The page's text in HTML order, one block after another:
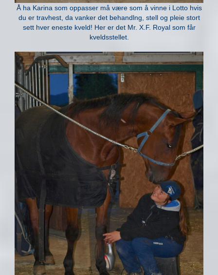
Å ha Karina som oppasser må være som å vinne i Lotto hvis
du er travhest, da vanker det behandlng, stell og pleie stort
sett hver eneste kveld! Her er det Mr. X.F. Royal som får
kveldsstellet.